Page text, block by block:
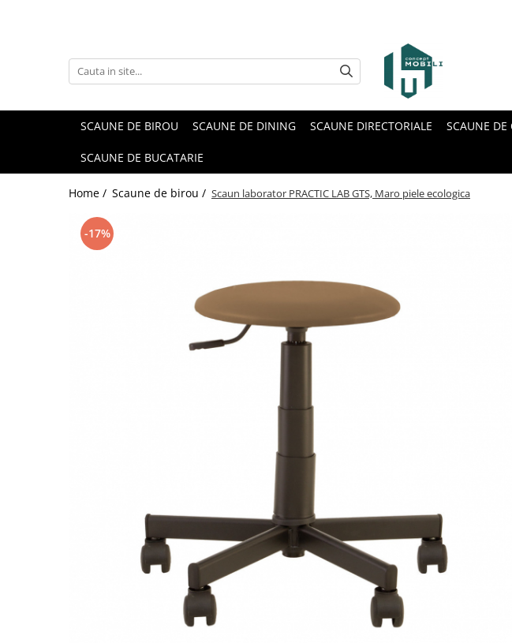
SCAUNE DE BIROU SCAUNE DE DINING SCAUNE DIRECTORIALE SCAUNE DE
SCAUNE DE BUCATARIE
Home / Scaune de birou / Scaun laborator PRACTIC LAB GTS, Maro piele ecologica
-17%